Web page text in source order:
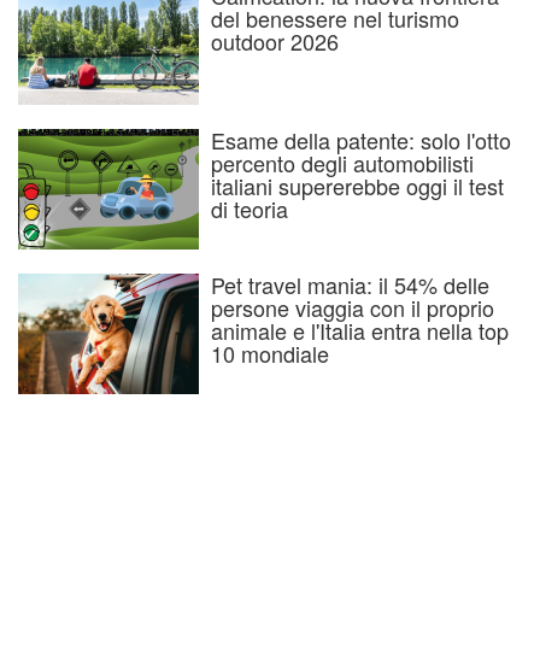
del benessere nel turismo
outdoor 2026
Esame della patente: solo l'otto
percento degli automobilisti
italiani supererebbe oggi il test
di teoria
Pet travel mania: il 54% delle
persone viaggia con il proprio
animale e l'Italia entra nella top
10 mondiale